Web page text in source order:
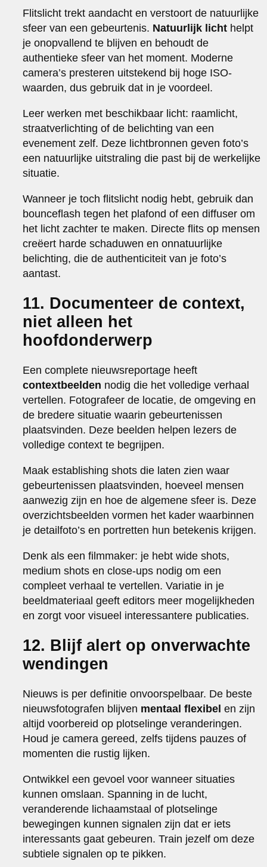
Flitslicht trekt aandacht en verstoort de natuurlijke
sfeer van een gebeurtenis. Natuurlijk licht helpt
je onopvallend te blijven en behoudt de
authentieke sfeer van het moment. Moderne
camera’s presteren uitstekend bij hoge ISO-
waarden, dus gebruik dat in je voordeel.
Leer werken met beschikbaar licht: raamlicht,
straatverlichting of de belichting van een
evenement zelf. Deze lichtbronnen geven foto’s
een natuurlijke uitstraling die past bij de werkelijke
situatie.
Wanneer je toch flitslicht nodig hebt, gebruik dan
bounceflash tegen het plafond of een diffuser om
het licht zachter te maken. Directe flits op mensen
creëert harde schaduwen en onnatuurlijke
belichting, die de authenticiteit van je foto’s
aantast.
11. Documenteer de context,
niet alleen het
hoofdonderwerp
Een complete nieuwsreportage heeft
contextbeelden nodig die het volledige verhaal
vertellen. Fotografeer de locatie, de omgeving en
de bredere situatie waarin gebeurtenissen
plaatsvinden. Deze beelden helpen lezers de
volledige context te begrijpen.
Maak establishing shots die laten zien waar
gebeurtenissen plaatsvinden, hoeveel mensen
aanwezig zijn en hoe de algemene sfeer is. Deze
overzichtsbeelden vormen het kader waarbinnen
je detailfoto’s en portretten hun betekenis krijgen.
Denk als een filmmaker: je hebt wide shots,
medium shots en close-ups nodig om een
compleet verhaal te vertellen. Variatie in je
beeldmateriaal geeft editors meer mogelijkheden
en zorgt voor visueel interessantere publicaties.
12. Blijf alert op onverwachte
wendingen
Nieuws is per definitie onvoorspelbaar. De beste
nieuwsfotografen blijven mentaal flexibel en zijn
altijd voorbereid op plotselinge veranderingen.
Houd je camera gereed, zelfs tijdens pauzes of
momenten die rustig lijken.
Ontwikkel een gevoel voor wanneer situaties
kunnen omslaan. Spanning in de lucht,
veranderende lichaamstaal of plotselinge
bewegingen kunnen signalen zijn dat er iets
interessants gaat gebeuren. Train jezelf om deze
subtiele signalen op te pikken.